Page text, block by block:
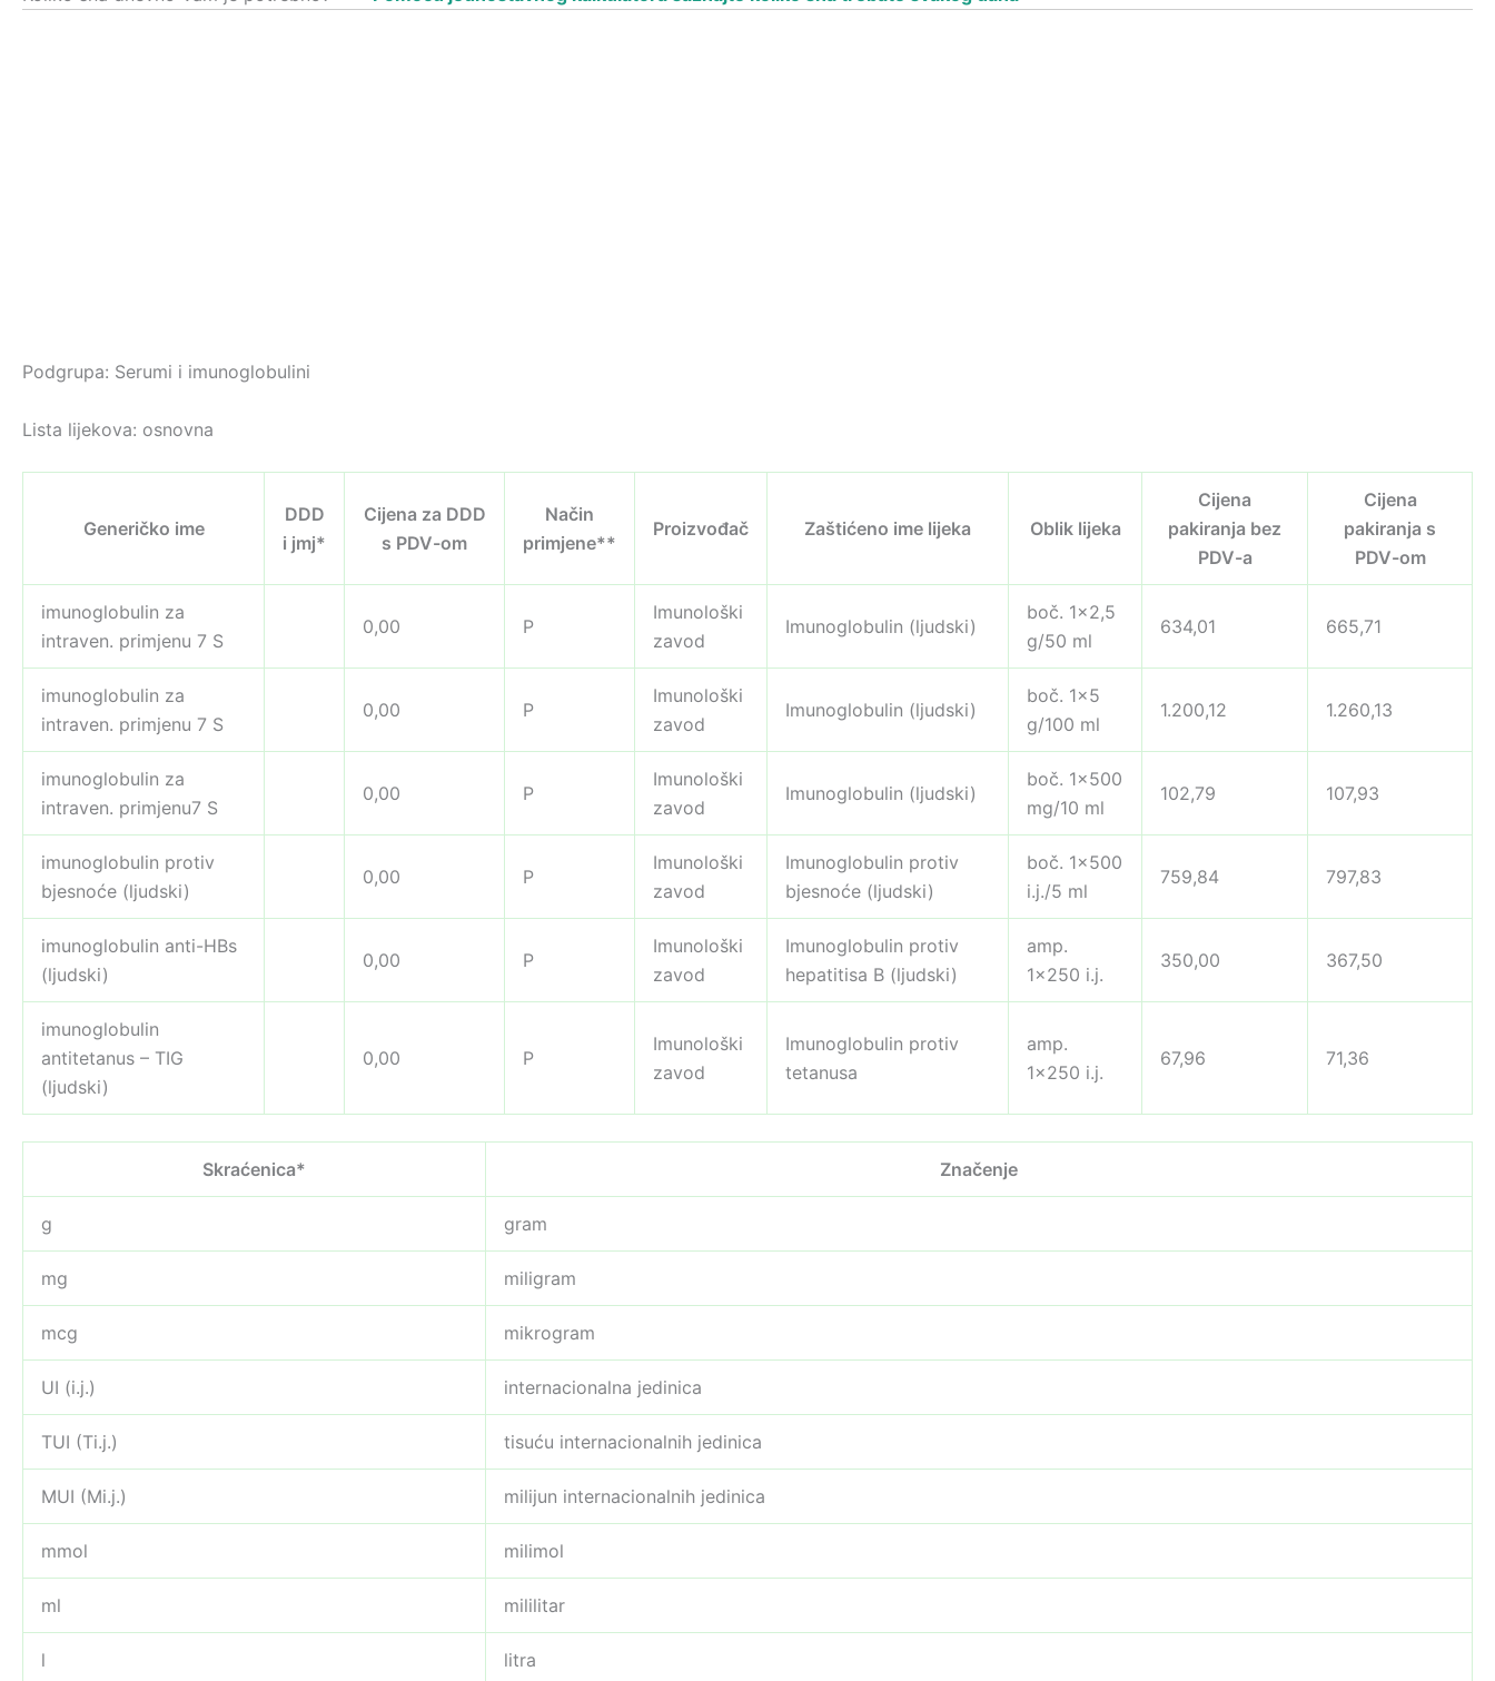
Podgrupa: Serumi i imunoglobulini
Lista lijekova: osnovna
Generičko ime
DDD
i jmj*
Cijena za DDD
s PDV-om
Način
primjene**
Proizvođač Zaštićeno ime lijeka Oblik lijeka
Cijena
pakiranja bez
PDV-a
Cijena
pakiranja s
PDV-om
imunoglobulin za
intraven. primjenu 7 S
0,00 P
Imunološki
zavod
Imunoglobulin (ljudski)
boč. 1×2,5
g/50 ml
634,01 665,71
imunoglobulin za
intraven. primjenu 7 S
0,00 P
Imunološki
zavod
Imunoglobulin (ljudski)
boč. 1×5
g/100 ml
1.200,12 1.260,13
imunoglobulin za
intraven. primjenu7 S
0,00 P
Imunološki
zavod
Imunoglobulin (ljudski)
boč. 1×500
mg/10 ml
102,79 107,93
imunoglobulin protiv
bjesnoće (ljudski)
0,00 P
Imunološki
zavod
Imunoglobulin protiv
bjesnoće (ljudski)
boč. 1×500
i.j./5 ml
759,84 797,83
imunoglobulin anti-HBs
(ljudski)
0,00 P
Imunološki
zavod
Imunoglobulin protiv
hepatitisa B (ljudski)
amp.
1×250 i.j.
350,00 367,50
imunoglobulin
antitetanus – TIG
(ljudski)
0,00 P
Imunološki
zavod
Imunoglobulin protiv
tetanusa
amp.
1×250 i.j.
67,96 71,36
Skraćenica* Značenje
g gram
mg miligram
mcg mikrogram
UI (i.j.) internacionalna jedinica
TUI (Ti.j.) tisuću internacionalnih jedinica
MUI (Mi.j.) milijun internacionalnih jedinica
mmol milimol
ml mililitar
l litra